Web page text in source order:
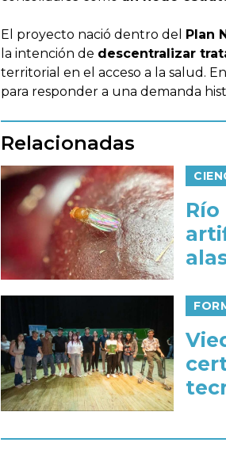
El proyecto nació dentro del Plan
la intención de descentralizar
territorial en el acceso a la salud.
para responder a una demanda
Relacionadas